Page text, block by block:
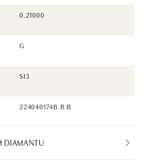
0.21000
G
SI3
224040174B.B.B
DIAMANTU